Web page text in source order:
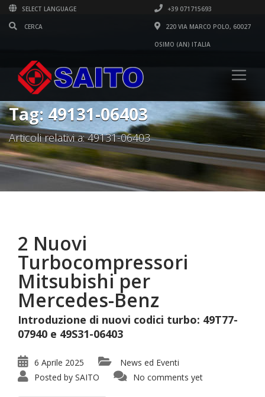
SELECT LANGUAGE +39 071715693
220 VIA MARCO POLO, 60027
OSIMO (AN) ITALIA
Tag: 49131-06403
Articoli relativi a: 49131-06403
2 Nuovi
Turbocompressori
Mitsubishi per
Mercedes-Benz
Introduzione di nuovi codici turbo: 49T77-
07940 e 49S31-06403
6 Aprile 2025
News ed Eventi
Posted by SAITO No comments yet